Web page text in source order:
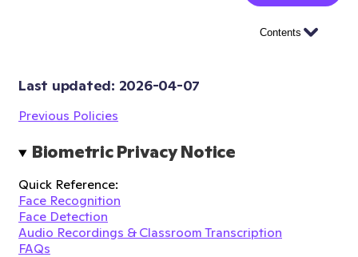
Contents
Last updated: 2026-04-07
Previous Policies
Biometric Privacy Notice
Quick Reference:
Face Recognition
Face Detection
Audio Recordings & Classroom Transcription
FAQs